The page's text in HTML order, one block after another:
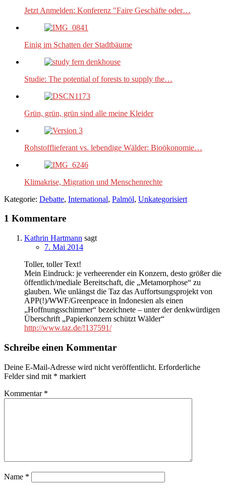
Jetzt Anmelden: Konferenz "Faire Geschäfte oder…
Einig im Schatten der Stadtbäume
Studie: The potential of forests to supply the…
Grün, grün, grün sind alle meine Kleider
Rohstofflieferant vs. lebendige Wälder: Bioökonomie…
Klimakrise, Migration und Menschenrechte
Kategorie: Debatte, International, Palmöl, Unkategorisiert
1 Kommentare
Kathrin Hartmann sagt
7. Mai 2014
Toller, toller Text!
Mein Eindruck: je verheerender ein Konzern, desto größer die
öffentlich/mediale Bereitschaft, die „Metamorphose“ zu
glauben. Wie unlängst die Taz das Auffortsungsprojekt von
APP(!)/WWF/Greenpeace in Indonesien als einen
„Hoffnungsschimmer“ bezeichnete – unter der denkwürdigen
Überschrift „Papierkonzern schützt Wälder“
http://www.taz.de/!137591/
Schreibe einen Kommentar
Deine E-Mail-Adresse wird nicht veröffentlicht. Erforderliche
Felder sind mit * markiert
Kommentar *
Name *